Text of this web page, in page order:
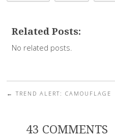
Related Posts:
No related posts.
Post navigation
← TREND ALERT: CAMOUFLAGE
43 COMMENTS